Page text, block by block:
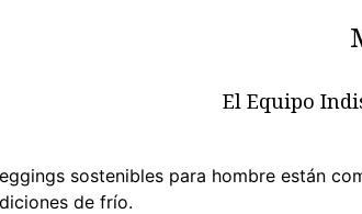
El Equipo
sostenibles para hombre están
de frío.